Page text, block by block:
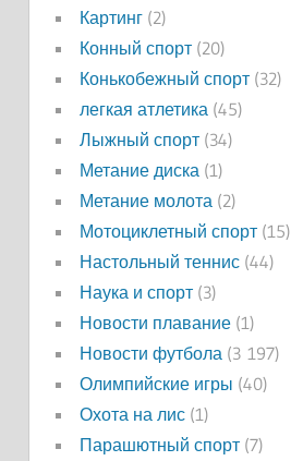
Картинг(2)
Конный спорт(20)
Конькобежный спорт(32)
легкая атлетика (45)
Лыжный спорт(34)
Метание диска (1)
Метание молота (2)
Мотоциклетный спорт(15)
Настольный теннис(44)
Наука и спорт(3)
Новости плавание(1)
Новости футбола (3 197)
Олимпийские игры (40)
Охота на лис(1)
Парашютный спорт(7)